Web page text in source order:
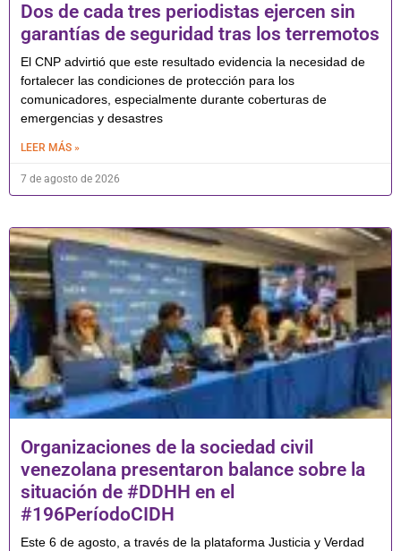
Dos de cada tres periodistas ejercen sin
garantías de seguridad tras los terremotos
El CNP advirtió que este resultado evidencia la necesidad de
fortalecer las condiciones de protección para los
comunicadores, especialmente durante coberturas de
emergencias y desastres
LEER MÁS »
7 de agosto de 2026
Organizaciones de la sociedad civil
venezolana presentaron balance sobre la
situación de #DDHH en el
#196PeríodoCIDH
Este 6 de agosto, a través de la plataforma Justicia y Verdad